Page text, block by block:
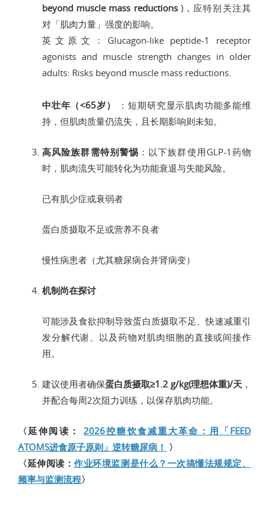
beyond muscle mass reductions)，应特别关注其
对「肌肉力量」强度的影响。
英文原文：Glucagon-like peptide-1 receptor
agonists and muscle strength changes in older
adults: Risks beyond muscle mass reductions.
中壮年（<65岁）
：短期研究显示肌肉功能多能维
持，但肌肉质量仍流失，且长期影响则未知。
高风险族群需特别警惕 ：以下族群使用GLP-1药物
时，肌肉流失可能转化为功能衰退与失能风险。
已有肌少症或衰弱者
蛋白质摄取不足或营养不良者
慢性病患者（尤其糖尿病合并肾病变）
机制尚在探讨
可能涉及食欲抑制导致蛋白质摄取不足、快速减重引
发分解代谢、以及药物对肌肉细胞的直接或间接作
用。
建议使用者确保蛋白质摄取≥1.2 g/kg(理想体重)/天 ，
并配合每周2次阻力训练，以保存肌肉功能。
〈延伸阅读：
2026控糖饮食减重大革命：用「FEED
ATOMS进食原子原则」逆转糖尿病！ 〉
〈延伸阅读：作业环境监测是什么？一次搞懂法规规定、
频率与监测流程〉